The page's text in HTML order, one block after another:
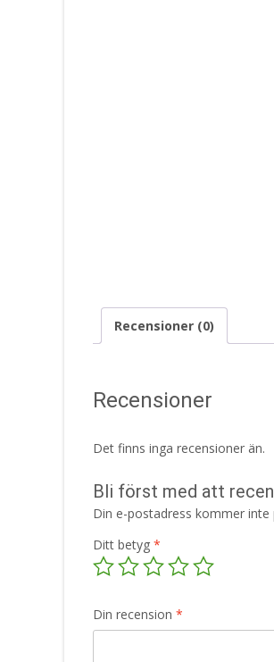
Recensioner (0)
Recensioner
Det finns inga recensioner än.
Bli först med att
Din e-postadress kommer inte
Ditt betyg *
Din recension *